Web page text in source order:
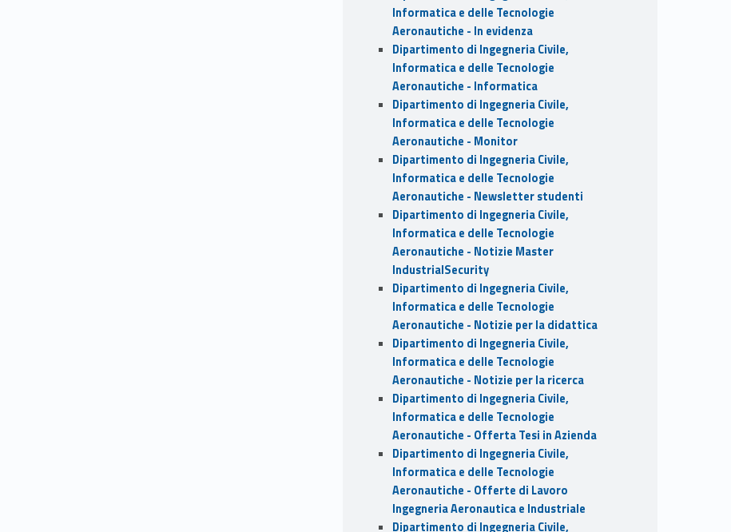
Informatica e delle Tecnologie
Aeronautiche - In evidenza
Dipartimento di Ingegneria Civile,
Informatica e delle Tecnologie
Aeronautiche - Informatica
Dipartimento di Ingegneria Civile,
Informatica e delle Tecnologie
Aeronautiche - Monitor
Dipartimento di Ingegneria Civile,
Informatica e delle Tecnologie
Aeronautiche - Newsletter studenti
Dipartimento di Ingegneria Civile,
Informatica e delle Tecnologie
Aeronautiche - Notizie Master
IndustrialSecurity
Dipartimento di Ingegneria Civile,
Informatica e delle Tecnologie
Aeronautiche - Notizie per la didattica
Dipartimento di Ingegneria Civile,
Informatica e delle Tecnologie
Aeronautiche - Notizie per la ricerca
Dipartimento di Ingegneria Civile,
Informatica e delle Tecnologie
Aeronautiche - Offerta Tesi in Azienda
Dipartimento di Ingegneria Civile,
Informatica e delle Tecnologie
Aeronautiche - Offerte di Lavoro
Ingegneria Aeronautica e Industriale
Dipartimento di Ingegneria Civile,